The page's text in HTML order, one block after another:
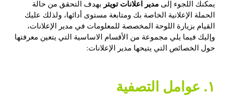
يمكنك اللجوء إلىمدير اعلانات تويتربهدف التحقق من حالة
الحملة الإعلانية الخاصة بك ومتابعة مستوى أدائها، ولذلك عليك
القيام بزيارة اللوحة المخصصة للمعلومات في مدير الإعلانات،
وإليك فيما يلي مجموعة من الأقسام الاساسية التي يتعين معرفتها
حول الخصائص التي يتيحها مدير الإعلانات: